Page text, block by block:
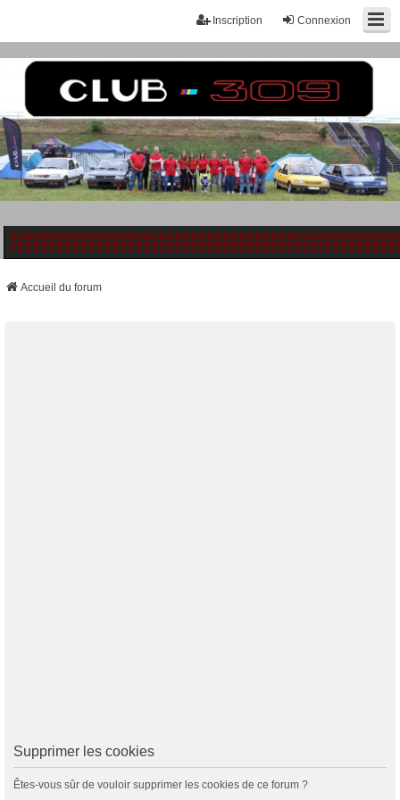
Connexion
Inscription
Accueil du forum
Supprimer les cookies
Êtes-vous sûr de vouloir supprimer les cookies de ce forum ?